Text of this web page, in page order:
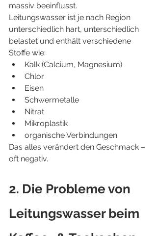
massiv beeinflusst.
Leitungswasser ist je nach Region
unterschiedlich hart, unterschiedlich
belastet und enthält verschiedene
Stoffe wie:
Kalk (Calcium, Magnesium)
Chlor
Eisen
Schwermetalle
Nitrat
Mikroplastik
organische Verbindungen
Das alles verändert den Geschmack –
oft negativ.
2. Die Probleme von
Leitungswasser beim